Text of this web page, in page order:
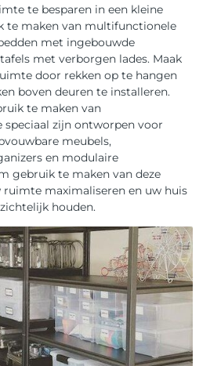
te besparen in een kleine
te maken van multifunctionele
met ingebouwde
met verborgen lades. Maak
door rekken op te hangen
boven deuren te installeren.
te maken van
zijn ontworpen voor
meubels,
en modulaire
gebruik te maken van deze
maximaliseren en uw huis
houden.